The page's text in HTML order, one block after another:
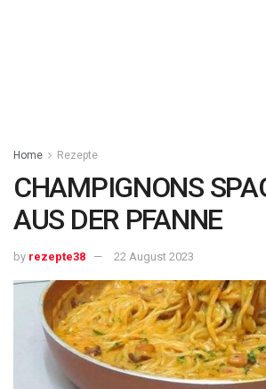
Home Rezepte
CHAMPIGNONS
AUS DER PFANNE
by rezepte38 22 August 2023